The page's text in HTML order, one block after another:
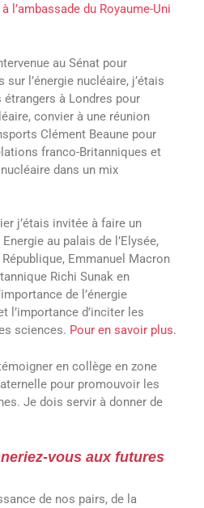
à l’ambassade du Royaume-Uni
au Sénat pour
l’énergie nucléaire, j’étais
à Londres pour
convier à une réunion
Clément Beaune pour
franco-Britanniques et
dans un mix
j’étais invitée à faire un
au palais de l’Elysée,
Emmanuel Macron
Richi Sunak en
de l’énergie
l’importance d’inciter les
sciences. Pour en savoir plus.
en collège en zone
pour promouvoir les
Je dois servir à donner de
vous aux futures
de nos pairs, de la